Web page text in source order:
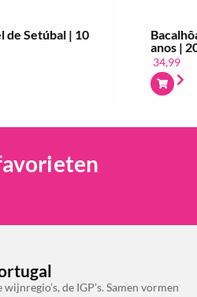
Setúbal | 10
anos |
34,99
de IGP’s. Samen vormen